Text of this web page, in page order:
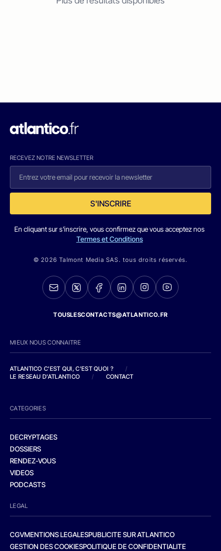
RECEVEZ NOTRE NEWSLETTER
S'INSCRIRE
En cliquant sur s'inscrire, vous confirmez que vous acceptez nos
Termes et Conditions
© 2026 Talmont Media SAS. tous droits réservés.
TOUSLESCONTACTS@ATLANTICO.FR
MIEUX NOUS CONNAITRE
ATLANTICO C'EST QUI, C'EST QUOI ?
/
LE RESEAU D'ATLANTICO
/ CONTACT
CATEGORIES
DECRYPTAGES
DOSSIERS
RENDEZ-VOUS
VIDEOS
PODCASTS
LEGAL
CGVMENTIONS LEGALESPUBLICITE SUR ATLANTICO
GESTION DES COOKIESPOLITIQUE DE CONFIDENTIALITE